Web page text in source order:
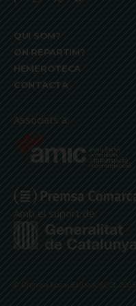
QUI SOM?
ON REPARTIM?
HEMEROTECA
CONTACTA
Associats a:
Amb el suport de:
© Premsa Local El Jardí SCCL 2025